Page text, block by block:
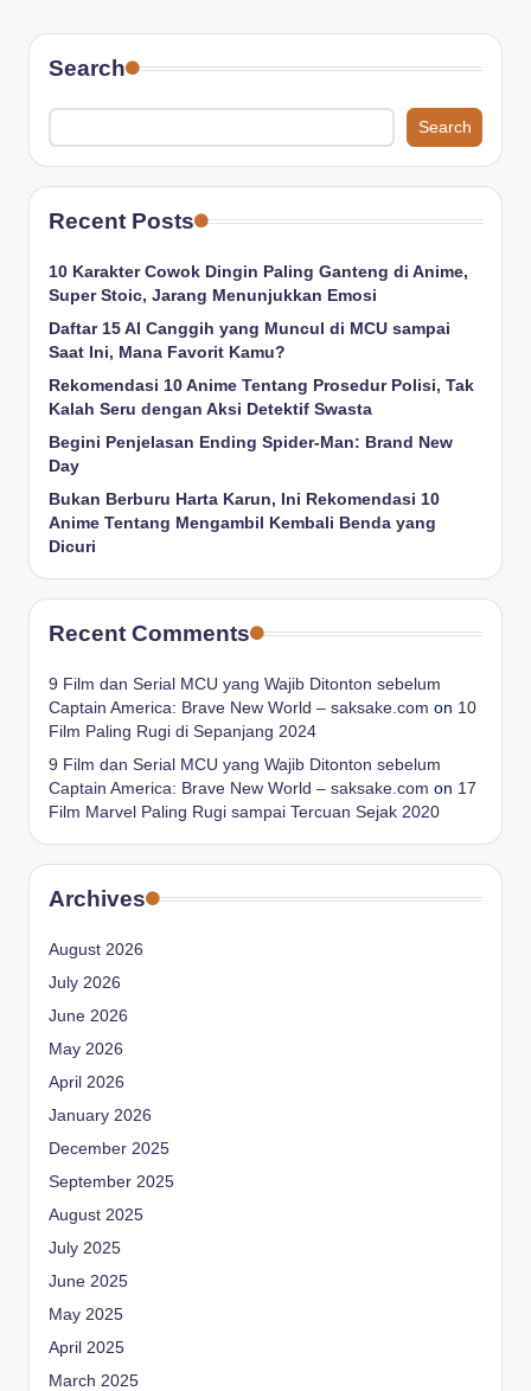
Search
Search
Recent Posts
10 Karakter Cowok Dingin Paling Ganteng di Anime,
Super Stoic, Jarang Menunjukkan Emosi
Daftar 15 AI Canggih yang Muncul di MCU sampai
Saat Ini, Mana Favorit Kamu?
Rekomendasi 10 Anime Tentang Prosedur Polisi, Tak
Kalah Seru dengan Aksi Detektif Swasta
Begini Penjelasan Ending Spider-Man: Brand New
Day
Bukan Berburu Harta Karun, Ini Rekomendasi 10
Anime Tentang Mengambil Kembali Benda yang
Dicuri
Recent Comments
9 Film dan Serial MCU yang Wajib Ditonton sebelum
Captain America: Brave New World – saksake.com on 10
Film Paling Rugi di Sepanjang 2024
9 Film dan Serial MCU yang Wajib Ditonton sebelum
Captain America: Brave New World – saksake.com on 17
Film Marvel Paling Rugi sampai Tercuan Sejak 2020
Archives
August 2026
July 2026
June 2026
May 2026
April 2026
January 2026
December 2025
September 2025
August 2025
July 2025
June 2025
May 2025
April 2025
March 2025